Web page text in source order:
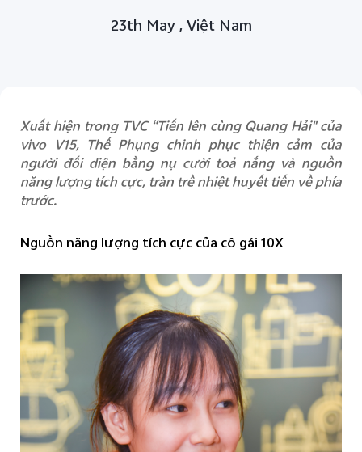
Việt Nam | Chọn quốc gia/khu vực
23th May , Việt Nam
Xuất hiện trong TVC “Tiến lên cùng Quang Hải" của
vivo V15, Thế Phụng chinh phục thiện cảm của
người đối diện bằng nụ cười toả nắng và nguồn
năng lượng tích cực, tràn trề nhiệt huyết tiến về phía
trước.
Nguồn năng lượng tích cực của cô gái 10X